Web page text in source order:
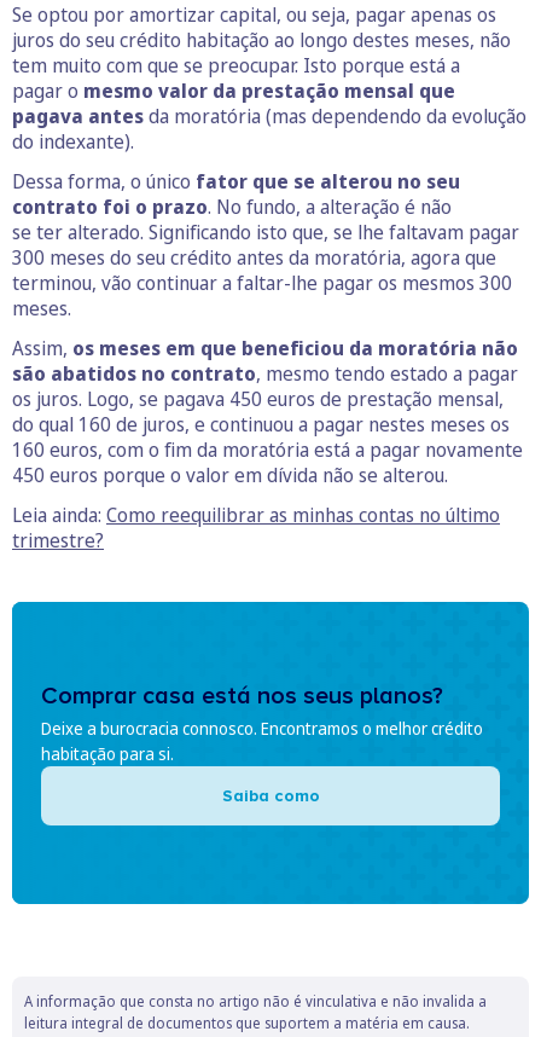
Se optou por amortizar capital, ou seja, pagar apenas os
juros do seu crédito habitação ao longo destes meses, não
tem muito com que se preocupar. Isto porque está a
pagar o mesmo valor da prestação mensal que
pagava antesda moratória (mas dependendo da evolução
do indexante).
Dessa forma, o único fator que se alterou no seu
contrato foi o prazo. No fundo, a alteração é não
se ter alterado. Significando isto que, se lhe faltavam pagar
300 meses do seu crédito antes da moratória, agora que
terminou, vão continuar a faltar-lhe pagar os mesmos 300
meses.
Assim, os meses em que beneficiou da moratória não
são abatidos no contrato, mesmo tendo estado a pagar
os juros. Logo, se pagava 450 euros de prestação mensal,
do qual 160 de juros, e continuou a pagar nestes meses os
160 euros, com o fim da moratória está a pagar novamente
450 euros porque o valor em dívida não se alterou.
Leia ainda: Como reequilibrar as minhas contas no último
trimestre?
Comprar casa está nos seus planos?
Deixe a burocracia connosco. Encontramos o melhor crédito
habitação para si.
Saiba como
A informação que consta no artigo não é vinculativa e não invalida a
leitura integral de documentos que suportem a matéria em causa.